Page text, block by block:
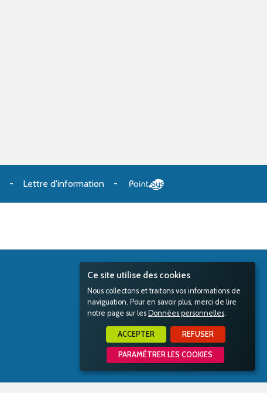
Ce site utilise des cookies
Nous collectons et traitons vos informations de
naviguation. Pour en savoir plus, merci de lire
notre page sur les Données personnelles.
ACCEPTER REFUSER
PARAMÉTRER LES COOKIES
Lettre d'information